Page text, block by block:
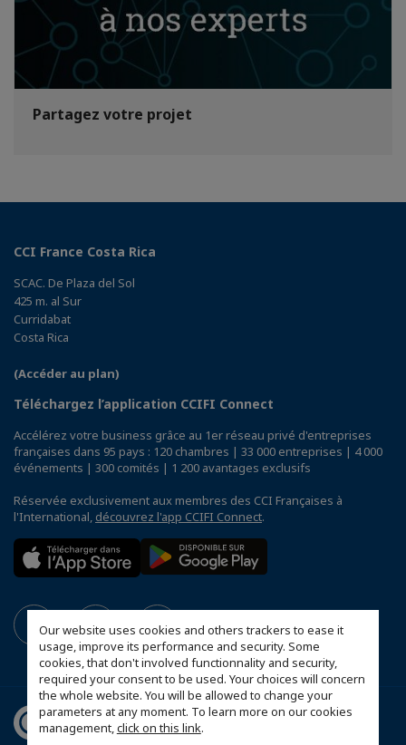
Our website uses cookies and others trackers to ease it
usage, improve its performance and security. Some
cookies, that don't involved functionnality and security,
required your consent to be used. Your choices will concern
the whole website. You will be allowed to change your
parameters at any moment. To learn more on our cookies
management,click on this link.
Partagez votre projet
CCI France Costa Rica
SCAC. De Plaza del Sol
425 m. al Sur
Curridabat
Costa Rica
(Accéder au plan)
Téléchargez l’application CCIFI Connect
Accélérez votre business grâce au 1er réseau privé d'entreprises
françaises dans 95 pays : 120 chambres | 33 000 entreprises | 4 000
événements | 300 comités | 1 200 avantages exclusifs
Réservée exclusivement aux membres des CCI Françaises à
l'International, découvrez l'app CCIFI Connect.